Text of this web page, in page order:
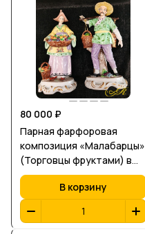
80 000 ₽
Парная фарфоровая
композиция «Малабарцы»
(Торговцы фруктами) в
стиле шинуазри,
изготовленная на
знаменитой немецкой
мануфактуре Sitzendorf
В корзину